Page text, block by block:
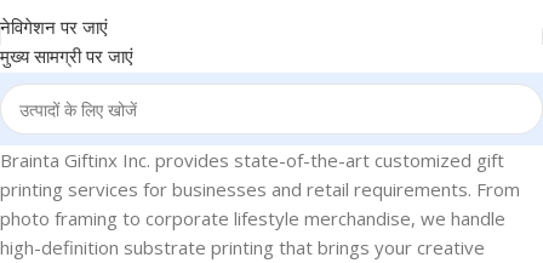
नेविगेशन पर जाएं
मुख्य सामग्री पर जाएं
Brainta Giftinx Inc. provides state-of-the-art customized gift
printing services for businesses and retail requirements. From
photo framing to corporate lifestyle merchandise, we handle
high-definition substrate printing that brings your creative